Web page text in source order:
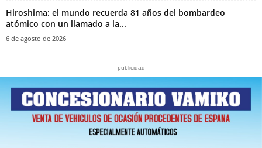
Hiroshima: el mundo recuerda 81 años del bombardeo
atómico con un llamado a la...
6 de agosto de 2026
publicidad